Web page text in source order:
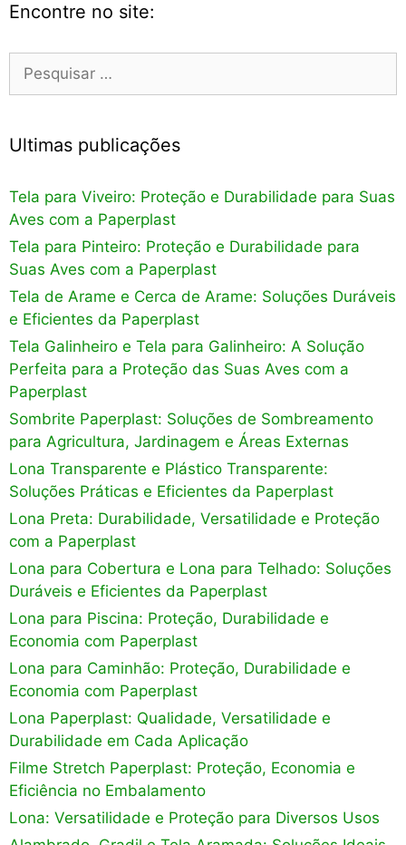
Encontre no site:
Pesquisar
Ultimas publicações
Tela para Viveiro: Proteção e Durabilidade para Suas
Aves com a Paperplast
Tela para Pinteiro: Proteção e Durabilidade para
Suas Aves com a Paperplast
Tela de Arame e Cerca de Arame: Soluções Duráveis
e Eficientes da Paperplast
Tela Galinheiro e Tela para Galinheiro: A Solução
Perfeita para a Proteção das Suas Aves com a
Paperplast
Sombrite Paperplast: Soluções de Sombreamento
para Agricultura, Jardinagem e Áreas Externas
Lona Transparente e Plástico Transparente:
Soluções Práticas e Eficientes da Paperplast
Lona Preta: Durabilidade, Versatilidade e Proteção
com a Paperplast
Lona para Cobertura e Lona para Telhado: Soluções
Duráveis e Eficientes da Paperplast
Lona para Piscina: Proteção, Durabilidade e
Economia com Paperplast
Lona para Caminhão: Proteção, Durabilidade e
Economia com Paperplast
Lona Paperplast: Qualidade, Versatilidade e
Durabilidade em Cada Aplicação
Filme Stretch Paperplast: Proteção, Economia e
Eficiência no Embalamento
Lona: Versatilidade e Proteção para Diversos Usos